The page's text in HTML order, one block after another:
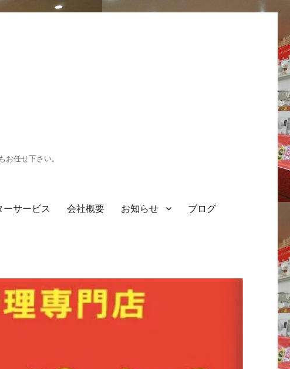
任せ下さい。
ーサービス 会社概要 お知らせ ブログ